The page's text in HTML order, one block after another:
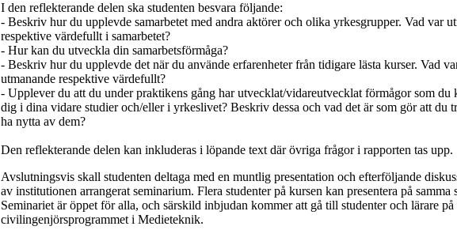
I den reflekterande delen ska studenten besvara följande:
- Beskriv hur du upplevde samarbetet med andra aktörer och olika yrkesgrupper. Vad var
respektive värdefullt i samarbetet?
- Hur kan du utveckla din samarbetsförmåga?
- Beskriv hur du upplevde det när du använde erfarenheter från tidigare lästa kurser. Vad
utmanande respektive värdefullt?
- Upplever du att du under praktikens gång har utvecklat/vidareutvecklat förmågor som du
dig i dina vidare studier och/eller i yrkeslivet? Beskriv dessa och vad det är som gör att du
ha nytta av dem?
Den reflekterande delen kan inkluderas i löpande text där övriga frågor i rapporten tas upp.
Avslutningsvis skall studenten deltaga med en muntlig presentation och efterföljande
av institutionen arrangerat seminarium. Flera studenter på kursen kan presentera på samma
Seminariet är öppet för alla, och särskild inbjudan kommer att gå till studenter och lärare på
civilingenjörsprogrammet i Medieteknik.